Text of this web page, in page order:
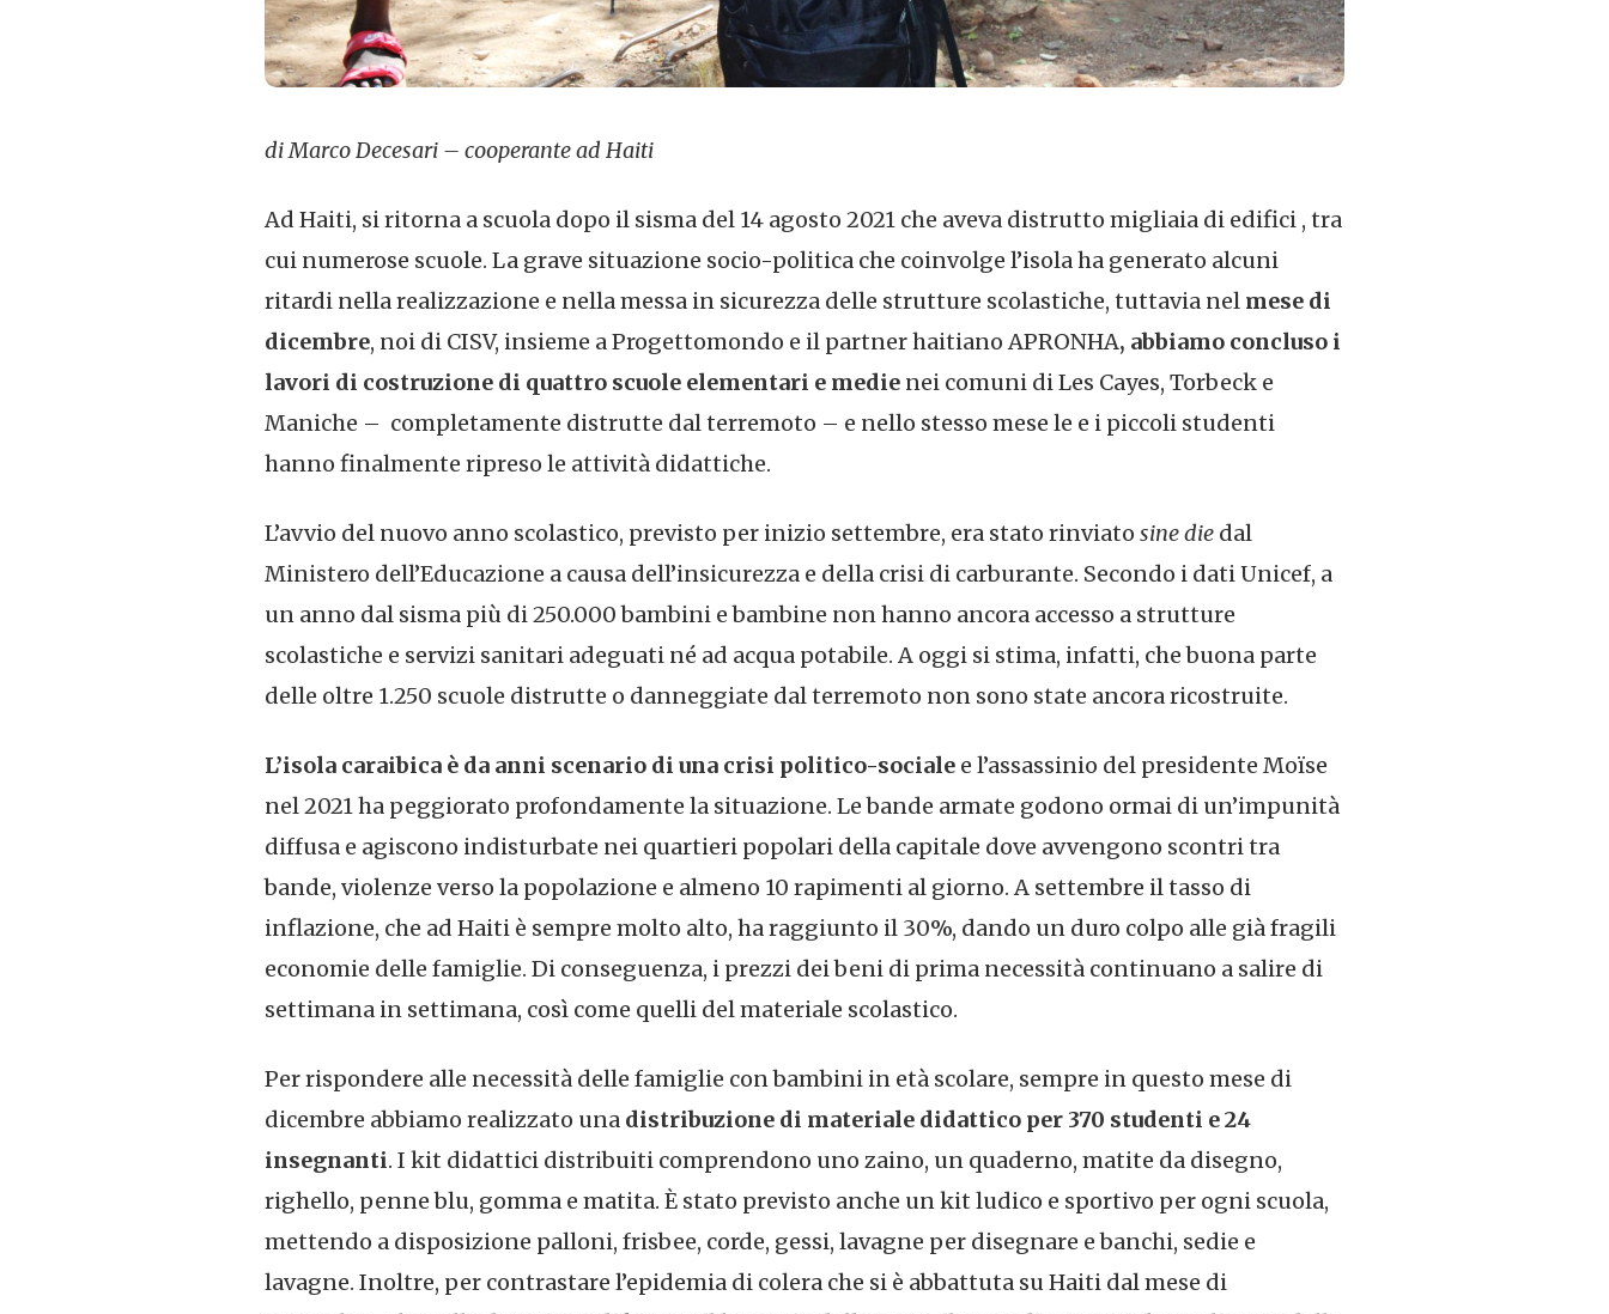
di Marco Decesari – cooperante ad Haiti
Ad Haiti, si ritorna a scuola dopo il sisma del 14 agosto 2021 che aveva distrutto migliaia di edifici , tra
cui numerose scuole. La grave situazione socio-politica che coinvolge l’isola ha generato alcuni
ritardi nella realizzazione e nella messa in sicurezza delle strutture scolastiche, tuttavia nel mese di
dicembre, noi di CISV, insieme a Progettomondo e il partner haitiano APRONHA, abbiamo concluso i
lavori di costruzione di quattro scuole elementari e medie nei comuni di Les Cayes, Torbeck e
Maniche – completamente distrutte dal terremoto – e nello stesso mese le e i piccoli studenti
hanno finalmente ripreso le attività didattiche.
L’avvio del nuovo anno scolastico, previsto per inizio settembre, era stato rinviato sine die dal
Ministero dell’Educazione a causa dell’insicurezza e della crisi di carburante. Secondo i dati Unicef, a
un anno dal sisma più di 250.000 bambini e bambine non hanno ancora accesso a strutture
scolastiche e servizi sanitari adeguati né ad acqua potabile. A oggi si stima, infatti, che buona parte
delle oltre 1.250 scuole distrutte o danneggiate dal terremoto non sono state ancora ricostruite.
L’isola caraibica è da anni scenario di una crisi politico-sociale e l’assassinio del presidente Moïse
nel 2021 ha peggiorato profondamente la situazione. Le bande armate godono ormai di un’impunità
diffusa e agiscono indisturbate nei quartieri popolari della capitale dove avvengono scontri tra
bande, violenze verso la popolazione e almeno 10 rapimenti al giorno. A settembre il tasso di
inflazione, che ad Haiti è sempre molto alto, ha raggiunto il 30%, dando un duro colpo alle già fragili
economie delle famiglie. Di conseguenza, i prezzi dei beni di prima necessità continuano a salire di
settimana in settimana, così come quelli del materiale scolastico.
Per rispondere alle necessità delle famiglie con bambini in età scolare, sempre in questo mese di
dicembre abbiamo realizzato una distribuzione di materiale didattico per 370 studenti e 24
insegnanti. I kit didattici distribuiti comprendono uno zaino, un quaderno, matite da disegno,
righello, penne blu, gomma e matita. È stato previsto anche un kit ludico e sportivo per ogni scuola,
mettendo a disposizione palloni, frisbee, corde, gessi, lavagne per disegnare e banchi, sedie e
lavagne. Inoltre, per contrastare l’epidemia di colera che si è abbattuta su Haiti dal mese di